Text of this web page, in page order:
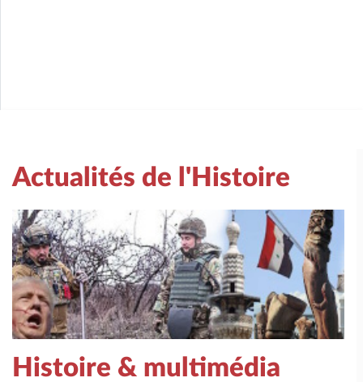
Actualités de l'Histoire
Histoire & multimédia